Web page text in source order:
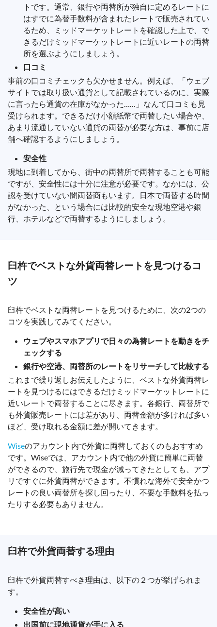
トです。通常、銀行や両替所が独自に定めるレートに
はすでに為替手数料が含まれたレートで販売されてい
るため、ミッドマーケットレートを確認した上で、で
きるだけミッドマーケットレートに近いレートの両替
所を選ぶようにしましょう。
口コミ
事前の口コミチェックも欠かせません。例えば、「ウェブ
サイトでは取り扱い通貨として記載されているのに、実際
に言ったら通貨の在庫がなかった……」なんて口コミも見
受けられます。できるだけ小額紙幣で両替したい場合や、
あまり流通していない通貨の両替が必要な方は、事前に店
舗へ確認するようにしましょう。
安全性
現地に到着してから、街中の両替所で両替することも可能
ですが、安全性には十分に注意が必要です。なかには、公
認を受けていない闇両替商もいます。日本で両替する時間
がなかった、という場合には比較的安全な現地空港や銀
行、ホテルなどで両替するようにしましょう。
臼杵でベストな外貨両替レートを見つけるコ
ツ
臼杵でベストな両替レートを見つけるために、次の2つの
コツを実践してみてください。
ウェブやスマホアプリで日々の為替レートを動きをチ
ェックする
銀行や空港、両替所のレートをリサーチして比較する
これまで繰り返しお伝えしたように、ベストな外貨両替レ
ートを見つけるにはできるだけミッドマーケットレートに
近いレートで両替することに尽きます。各銀行、両替所で
も外貨販売レートには差があり、両替金額が多ければ多い
ほど、受け取れる金額に差が開いてきます。
Wiseのアカウント内で外貨に両替しておくのもおすすめ
です。Wiseでは、アカウント内で他の外貨に簡単に両替
ができるので、旅行先で現金が減ってきたとしても、アプ
リですぐに外貨両替ができます。不慣れな海外で安全かつ
レートの良い両替所を探し回ったり、不要な手数料を払っ
たりする必要もありません。
臼杵で外貨両替する理由
臼杵で外貨両替すべき理由は、以下の２つが挙げられま
す。
安全性が高い
出国前に現地通貨が手に入る